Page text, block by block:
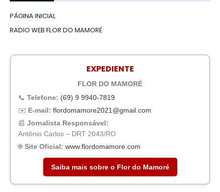
PÁGINA INICIAL
RADIO WEB FLOR DO MAMORÉ
EXPEDIENTE
FLOR DO MAMORÉ
📞 Telefone: (69) 9 9940-7819
✉️ E-mail: flordomamore2021@gmail.com
📰 Jornalista Responsável:
Antônio Carlos – DRT 2043/RO
🌐Site Oficial: www.flordomamore.com
Saiba mais sobre o Flor do Mamoré